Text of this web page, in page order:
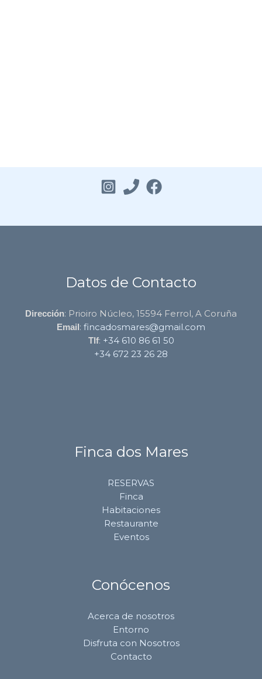
Datos de Contacto
Dirección: Prioiro Núcleo, 15594 Ferrol, A Coruña
Email: fincadosmares@gmail.com
Tlf: +34 610 86 61 50
+34 672 23 26 28
Finca dos Mares
RESERVAS
Finca
Habitaciones
Restaurante
Eventos
Conócenos
Acerca de nosotros
Entorno
Disfruta con Nosotros
Contacto